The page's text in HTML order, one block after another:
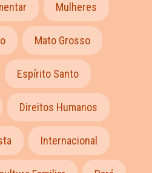
Mulheres
Mato Grosso
Espírito Santo
Direitos Humanos
Internacional